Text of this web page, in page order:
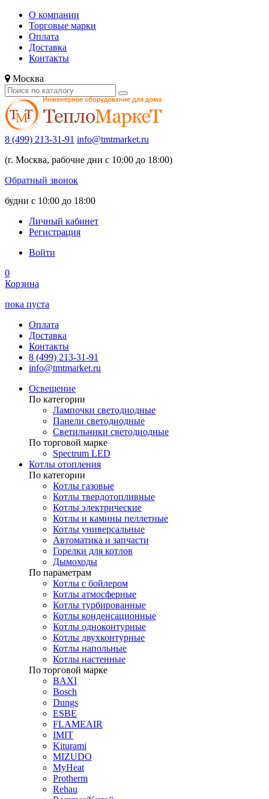
О компании
Торговые марки
Оплата
Доставка
Контакты
Москва
8 (499) 213-31-91 info@tmtmarket.ru
(г. Москва, рабочие дни с 10:00 до 18:00)
Обратный звонок
будни с 10:00 до 18:00
Личный кабинет
Регистрация
Войти
0
Корзина
пока пуста
Оплата
Доставка
Контакты
8 (499) 213-31-91
info@tmtmarket.ru
Освещение
По категории
Лампочки светодиодные
Панели светодиодные
Светильники светодиодные
По торговой марке
Spectrum LED
Котлы отопления
По категории
Котлы газовые
Котлы твердотопливные
Котлы электрические
Котлы и камины пеллетные
Котлы универсальные
Автоматика и запчасти
Горелки для котлов
Дымоходы
По параметрам
Котлы с бойлером
Котлы атмосферные
Котлы турбированные
Котлы конденсационные
Котлы одноконтурные
Котлы двухконтурные
Котлы напольные
Котлы настенные
По торговой марке
BAXI
Bosch
Dungs
ESBE
FLAMEAIR
IMIT
Kiturami
MIZUDO
MyHeat
Protherm
Rehau